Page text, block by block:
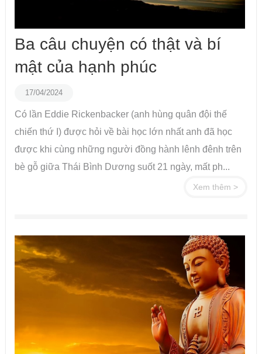
Ba câu chuyện có thật và bí
mật của hạnh phúc
17/04/2024
Có lần Eddie Rickenbacker (anh hùng quân đội thế
chiến thứ I) được hỏi về bài học lớn nhất anh đã học
được khi cùng những người đồng hành lênh đênh trên
bè gỗ giữa Thái Bình Dương suốt 21 ngày, mất ph...
Xem thêm >